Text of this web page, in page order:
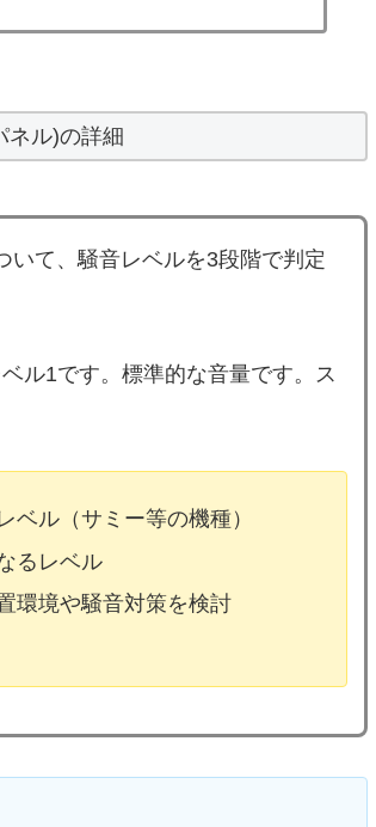
ネル)の詳細
いて、騒音レベルを3段階で判定
ル1です。標準的な音量です。ス
ベル（サミー等の機種）
るレベル
環境や騒音対策を検討